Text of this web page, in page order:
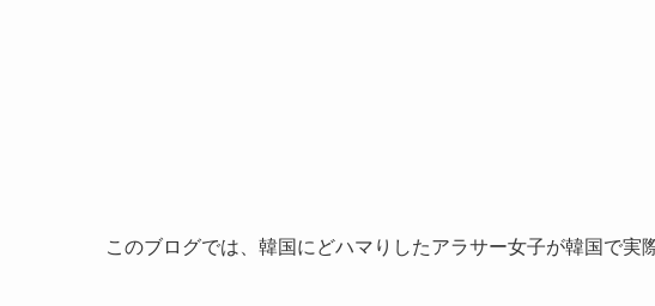
このブログでは、韓国にどハマりしたアラサー女子が韓国で実